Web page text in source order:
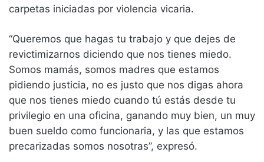
carpetas iniciadas por violencia vicaria.
“Queremos que hagas tu trabajo y que dejes de
revictimizarnos diciendo que nos tienes miedo.
Somos mamás, somos madres que estamos
pidiendo justicia, no es justo que nos digas ahora
que nos tienes miedo cuando tú estás desde tu
privilegio en una oficina, ganando muy bien, un muy
buen sueldo como funcionaria, y las que estamos
precarizadas somos nosotras”, expresó.